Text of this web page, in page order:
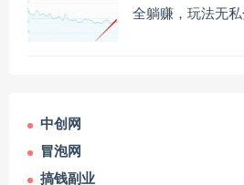
全躺赚，玩法无
中创网
冒泡网
搞钱副业